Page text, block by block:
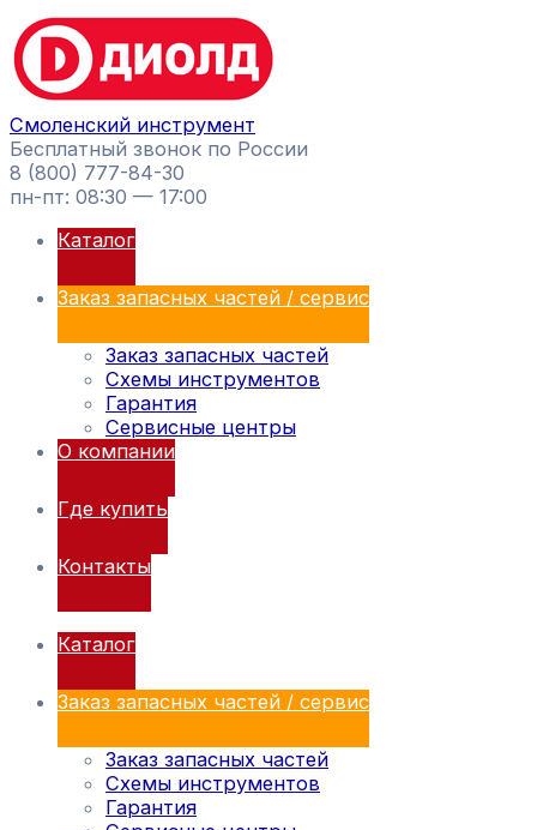
Перейти
к
содержимому
Смоленский инструмент
Бесплатный звонок по России
8 (800) 777-84-30
пн-пт: 08:30 — 17:00
Каталог
Заказ запасных частей / сервис
Заказ запасных частей
Схемы инструментов
Гарантия
Сервисные центры
О компании
Где купить
Контакты
Каталог
Заказ запасных частей / сервис
Заказ запасных частей
Схемы инструментов
Гарантия
Поиск
товаров